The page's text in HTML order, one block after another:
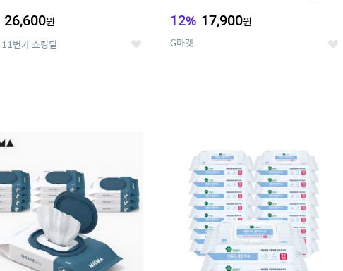
26,600원
11번가 쇼킹딜 좋
12% 17,900원
G마켓 좋